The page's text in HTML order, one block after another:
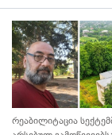
რეაბილიტაცია